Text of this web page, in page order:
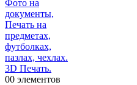
00 элементов